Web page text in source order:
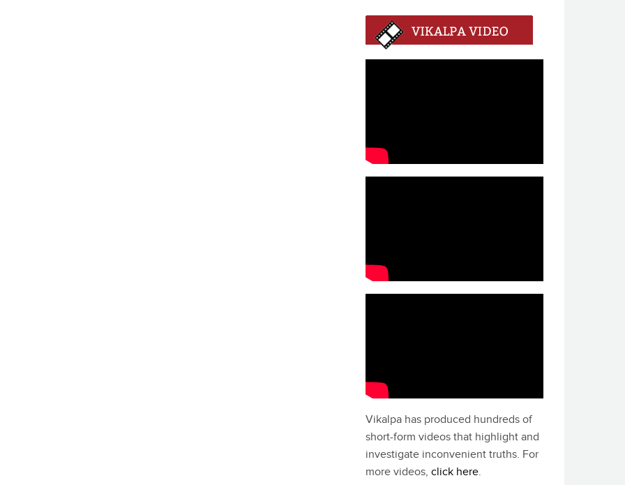
Vikalpa has produced hundreds of
short-form videos that highlight and
investigate inconvenient truths. For
more videos, click here.